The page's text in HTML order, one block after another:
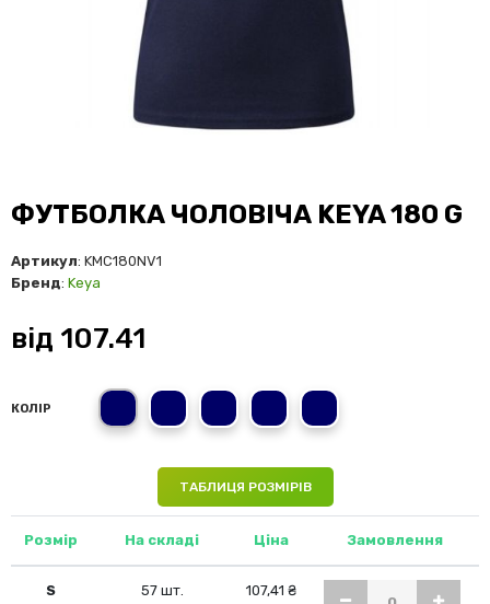
ФУТБОЛКА ЧОЛОВІЧА KEYA 180 G
Артикул: KMC180NV1
Бренд: Keya
від 107.41
КОЛІР
S M 2XL XL L
ТАБЛИЦЯ РОЗМІРІВ
Розмір На складі Ціна Замовлення
S 57 шт. 107,41 ₴